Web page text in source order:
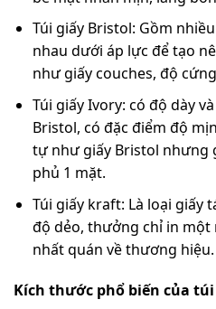
Túi giấy Bristol: Gồm
nhau dưới áp lực để tạo
như giấy couches, độ
Túi giấy Ivory: có độ dày
Bristol, có đặc điểm độ
tự như giấy Bristol nhưng
phủ 1 mặt.
Túi giấy kraft: Là loại giấy
độ dẻo, thưởng chỉ in một
nhất quán về thương hiệu.
Kích thước phổ biến của